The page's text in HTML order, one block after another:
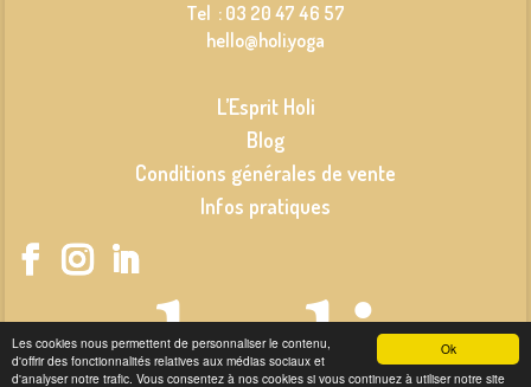
Ok
Les cookies nous permettent de personnaliser le contenu,
d'offrir des fonctionnalités relatives aux médias sociaux et
d'analyser notre trafic. Vous consentez à nos cookies si vous continuez à utiliser notre site
Tel : 03 20 47 46 57
hello@holi.yoga
L’Esprit Holi
Blog
Conditions générales de vente
Infos pratiques